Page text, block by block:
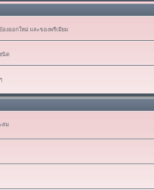
องออกใหม่ และของพรีเมียม
นิด
สม